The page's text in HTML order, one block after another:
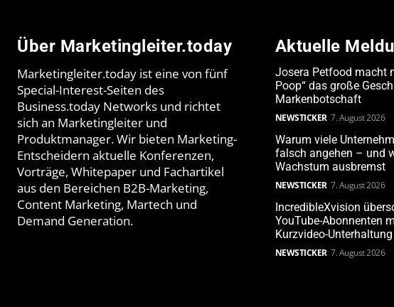
Über Marketingleiter.today
Marketingleiter.today ist eine von fünf
Special-Interest-Seiten des
Business.today Networks und richtet
sich an Marketingleiter und
Produktmanager. Wir bieten Marketing-
Entscheidern aktuelle Konferenzen,
Vorträge, Whitepaper und Fachartikel
aus den Bereichen B2B-Marketing,
Content Marketing, Martech und
Demand Generation.
Aktuelle
Josera Petfood macht
Poop“ das große
Markenbotschaft
NEWSTICKER 7. August 2026
Warum viele
falsch angehen – und
Wachstum ausbremst
NEWSTICKER 7. August 2026
IncredibleXvision
YouTube-Abonnenten
Kurzvideo-Unterhaltung
NEWSTICKER 7. August 2026